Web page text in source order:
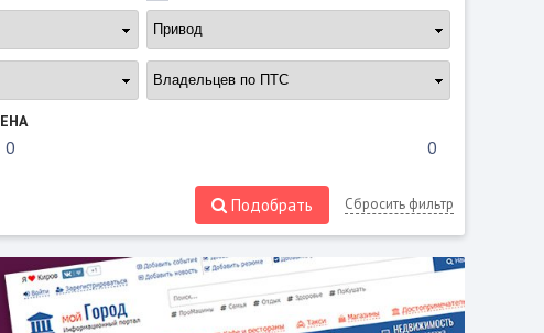
Подобрать Сбросить фильтр